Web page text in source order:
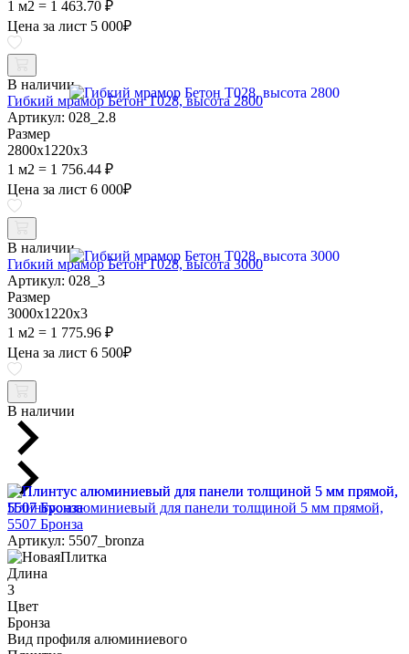
1 м2 = 1 463.70 ₽
Цена за лист 5 000₽
В наличии
Гибкий мрамор Бетон Т028, высота 2800
Артикул: 028_2.8
Размер
2800х1220х3
1 м2 = 1 756.44 ₽
Цена за лист 6 000₽
В наличии
Гибкий мрамор Бетон Т028, высота 3000
Артикул: 028_3
Размер
3000х1220х3
1 м2 = 1 775.96 ₽
Цена за лист 6 500₽
В наличии
Плинтус алюминиевый для панели толщиной 5 мм прямой,
5507 Бронза
Артикул: 5507_bronza
Длина
3
Цвет
Бронза
Вид профиля алюминиевого